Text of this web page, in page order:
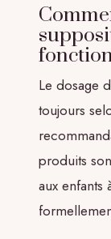
Le dosage
toujours
produits
aux enfants